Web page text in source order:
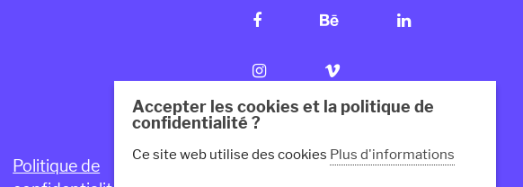
Politique de
Mentions légales
Accepter les cookies et la politique de
confidentialité ?
Ce site web utilise des cookies Plus d'informations